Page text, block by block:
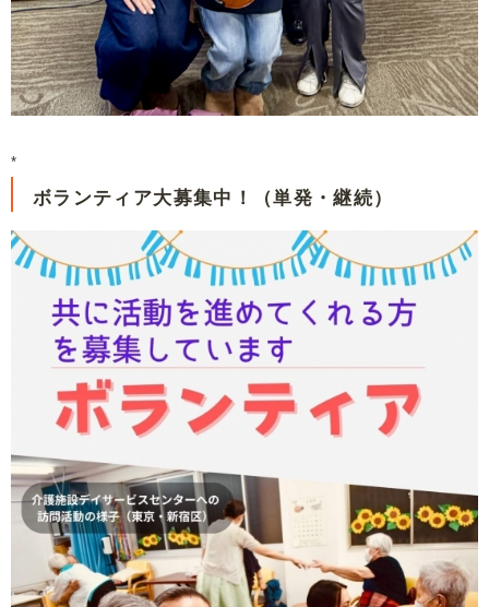
*
ボランティア大募集中！（単発・継続）